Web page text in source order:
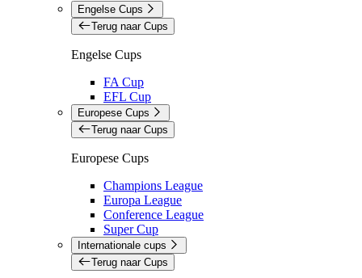
Engelse Cups
Terug naar Cups
Engelse Cups
FA Cup
EFL Cup
Europese Cups
Terug naar Cups
Europese Cups
Champions League
Europa League
Conference League
Super Cup
Internationale cups
Terug naar Cups